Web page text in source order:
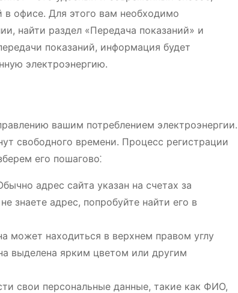
офисе. Для этого вам необходимо
найти раздел «Передача показаний» и
показаний, информация будет
электроэнергию.
вашим потреблением электроэнергии.
свободного времени. Процесс регистрации
его пошагово⁚
адрес сайта указан на счетах за
знаете адрес, попробуйте найти его в
может находиться в верхнем правом углу
выделена ярким цветом или другим
свои персональные данные, такие как ФИО,